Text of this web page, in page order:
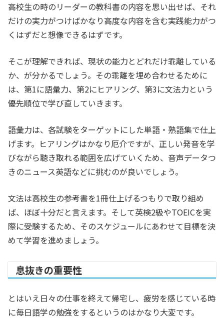
高校生の時のリーダーの教科書の内容を思い出せば、それ
だけの実力がつけばかなり高度な内容を含む実践能力がつ
くはずだと想像できるはずです。
そこが理解できれば、現状の能力とどれだけ乖離している
か、が分かるでしょう。その乖離を埋め合わせるために
は、第1に語彙力、第2にヒアリング、第3に文法力という
優先順位で学び直していきます。
語彙力は、各試験をターゲットにした単語・熟語集で仕上
げます。ヒアリングはかなり厄介ですが、正しい発音を学
びながら聴き取れる範囲を広げていくため、音声データつ
きのニュース英語などに挑むのが良いでしょう。
文法は高校生の参考書を1冊仕上げるつもりで取り組め
ば、ほぼ十分だと言えます。そして英検2級やTOEICを実
際に受験するため、そのスケジュールにあわせて目標を決
めて学習を進めましょう。
息抜きの重要性
とはいえ日々の仕事を終えて帰宅し、疲労を感じている時
に毎日語学の勉強をするというのはかなり大変です。